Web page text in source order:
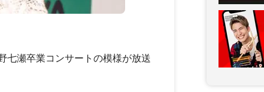
七瀬卒業コンサートの模様が放送